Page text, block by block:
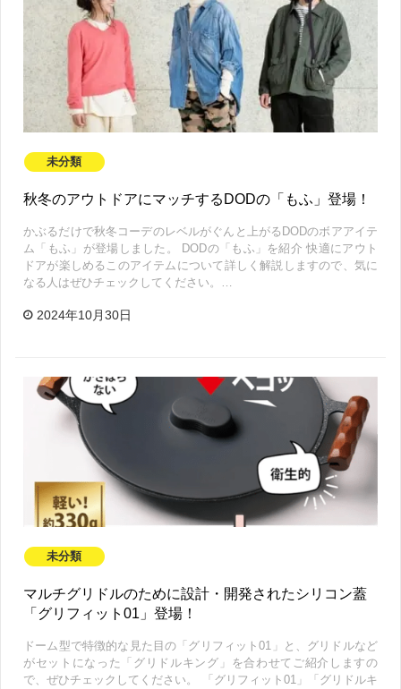
未分類
秋冬のアウトドアにマッチするDODの「もふ」登場！
かぶるだけで秋冬コーデのレベルがぐんと上がるDODのボアアイテ
ム「もふ」が登場しました。 DODの「もふ」を紹介 快適にアウト
ドアが楽しめるこのアイテムについて詳しく解説しますので、気に
なる人はぜひチェックしてください。…
2024年10月30日
未分類
マルチグリドルのために設計・開発されたシリコン蓋
「グリフィット01」登場！
ドーム型で特徴的な見た目の「グリフィット01」と、グリドルなど
がセットになった「グリドルキング」を合わせてご紹介しますの
で、ぜひチェックしてください。 「グリフィット01」「グリドルキ